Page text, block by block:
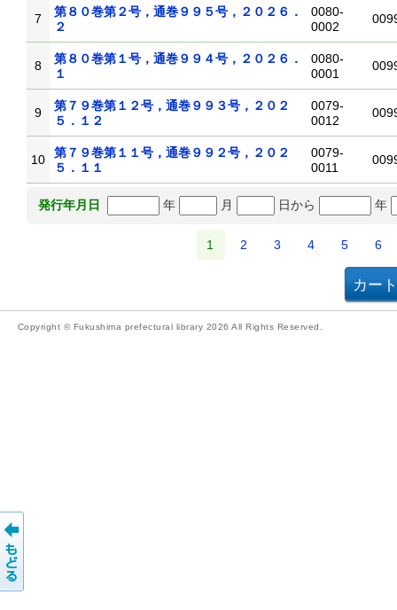
7
第８０巻第２号，通巻９９５号，２０２６．
２
0080-
0002
8
第８０巻第１号，通巻９９４号，２０２６．
１
0080-
0001
9
第７９巻第１２号，通巻９９３号，２０２
５．１２
0079-
0012
10
第７９巻第１１号，通巻９９２号，２０２
５．１１
0079-
0011
発行年月日 年 月 日から 年
1 2 3 4 5 6
Copyright © Fukushima prefectural library 2026 All Rights Reserved.